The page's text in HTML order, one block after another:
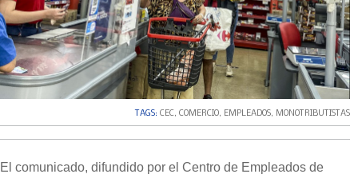
TAGS: CEC, COMERCIO, EMPLEADOS, MONOTRIBUTISTAS
El comunicado, difundido por el Centro de Empleados de